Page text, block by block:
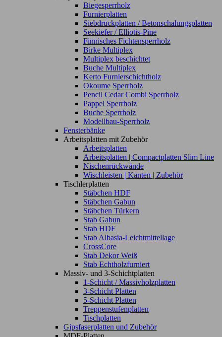
Biegesperrholz
Furnierplatten
Siebdruckplatten / Betonschalungsplatten
Seekiefer / Elliotis-Pine
Finnisches Fichtensperrholz
Birke Multiplex
Multiplex beschichtet
Buche Multiplex
Kerto Furnierschichtholz
Okoume Sperrholz
Pencil Cedar Combi Sperrholz
Pappel Sperrholz
Buche Sperrholz
Modellbau-Sperrholz
Fensterbänke
Arbeitsplatten mit Zubehör
Arbeitsplatten
Arbeitsplatten | Compactplatten Slim Line
Nischenrückwände
Wischleisten | Kanten | Zubehör
Tischlerplatten
Stäbchen HDF
Stäbchen Gabun
Stäbchen Türkern
Stab Gabun
Stab HDF
Stab Albasia-Leichtmittellage
CrossCore
Stab Dekor Weiß
Stab Echtholzfurniert
Massiv- und 3-Schichtplatten
1-Schicht / Massivholzplatten
3-Schicht Platten
5-Schicht Platten
Treppenstufenplatten
Tischplatten
Gipsfaserplatten und Zubehör